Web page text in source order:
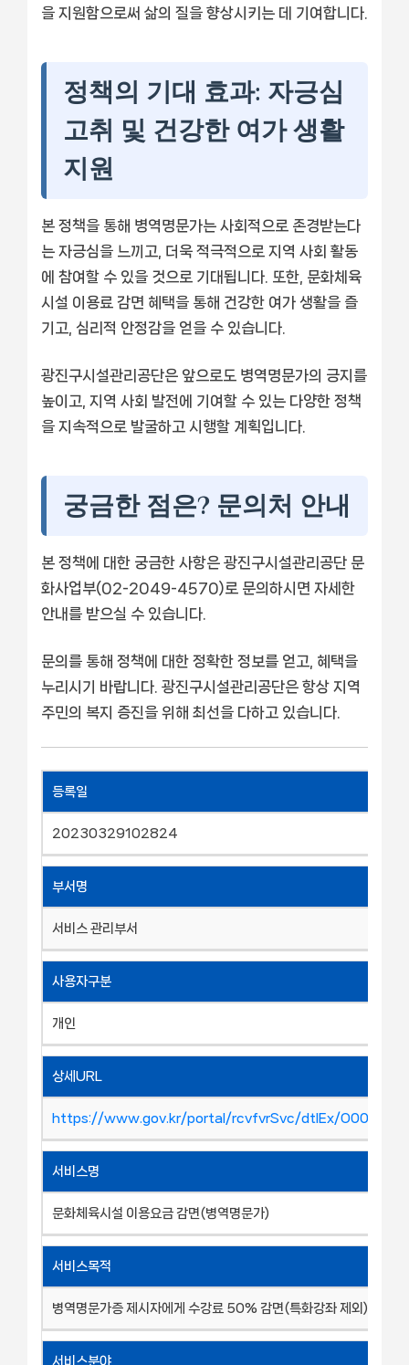
을 지원함으로써 삶의 질을 향상시키는 데 기여합니다.
정책의 기대 효과: 자긍심
고취 및 건강한 여가 생활
지원
본 정책을 통해 병역명문가는 사회적으로 존경받는다
는 자긍심을 느끼고, 더욱 적극적으로 지역 사회 활동
에 참여할 수 있을 것으로 기대됩니다. 또한, 문화체육
시설 이용료 감면 혜택을 통해 건강한 여가 생활을 즐
기고, 심리적 안정감을 얻을 수 있습니다.
광진구시설관리공단은 앞으로도 병역명문가의 긍지를
높이고, 지역 사회 발전에 기여할 수 있는 다양한 정책
을 지속적으로 발굴하고 시행할 계획입니다.
궁금한 점은? 문의처 안내
본 정책에 대한 궁금한 사항은 광진구시설관리공단 문
화사업부(02-2049-4570)로 문의하시면 자세한
안내를 받으실 수 있습니다.
문의를 통해 정책에 대한 정확한 정보를 얻고, 혜택을
누리시기 바랍니다. 광진구시설관리공단은 항상 지역
주민의 복지 증진을 위해 최선을 다하고 있습니다.
등록일
20230329102824
부서명
서비스 관리부서
사용자구분
개인
상세URL
https://www.gov.kr/portal/rcvfvrSvc/dtlEx/
서비스명
문화체육시설 이용요금 감면(병역명문가)
서비스목적
병역명문가증 제시자에게 수강료 50% 감면(특화강좌 제외)
서비스분야